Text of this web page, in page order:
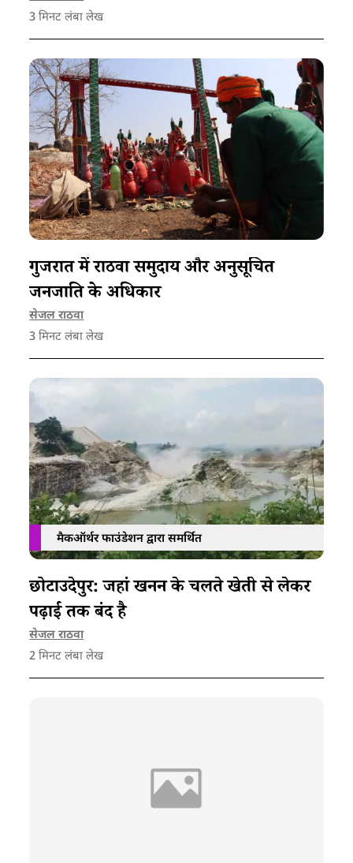
3 मिनट लंबा लेख
गुजरात में राठवा समुदाय और अनुसूचित
जनजाति के अधिकार
सेजल राठवा
3 मिनट लंबा लेख
मैकऑर्थर फाउंडेशन द्वारा समर्थित
छोटाउदेपुर: जहां खनन के चलते खेती से लेकर
पढ़ाई तक बंद है
सेजल राठवा
2 मिनट लंबा लेख